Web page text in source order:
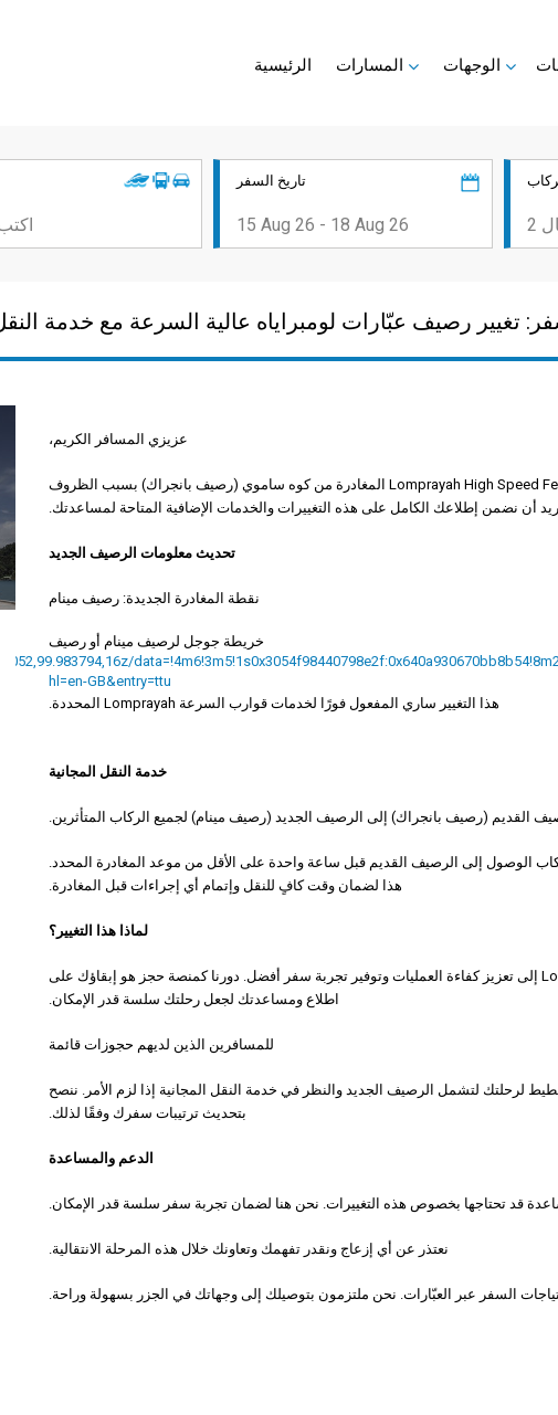
الرئيسية المسارات الوجهات
تاريخ السفر
عزيزي المسافر الكريم،
بسبب الظروف
أن نضمن إطلاعك الكامل على هذه التغييرات والخدمات الإضافية المتاحة لمساعدتك.
تحديث معلومات الرصيف الجديد
نقطة المغادرة الجديدة: رصيف مينام
خريطة جوجل لرصيف مينام أو رصيف
hl=en-GB&entry=ttu
هذا التغيير ساري المفعول فورًا لخدمات قوارب السرعة Lomprayah المحددة.
خدمة النقل المجانية
القديم (رصيف بانجراك) إلى الرصيف الجديد (رصيف مينام) لجميع الركاب المتأثرين.
الوصول إلى الرصيف القديم قبل ساعة واحدة على الأقل من موعد المغادرة المحدد.
هذا لضمان وقت كافٍ للنقل وإتمام أي إجراءات قبل المغادرة.
لماذا هذا التغيير؟
يهدف هذا التغيير من قبل Lomprayah High Speed Ferries Co LTD إلى تعزيز كفاءة العمليات وتوفير تجربة سفر أفضل. دورنا كمنصة حجز هو إبقاؤك على
اطلاع ومساعدتك لجعل رحلتك سلسة قدر الإمكان.
للمسافرين الذين لديهم حجوزات قائمة
لرحلتك لتشمل الرصيف الجديد والنظر في خدمة النقل المجانية إذا لزم الأمر. ننصح
بتحديث ترتيبات سفرك وفقًا لذلك.
الدعم والمساعدة
قد تحتاجها بخصوص هذه التغييرات. نحن هنا لضمان تجربة سفر سلسة قدر الإمكان.
نعتذر عن أي إزعاج ونقدر تفهمك وتعاونك خلال هذه المرحلة الانتقالية.
السفر عبر العبّارات. نحن ملتزمون بتوصيلك إلى وجهاتك في الجزر بسهولة وراحة.